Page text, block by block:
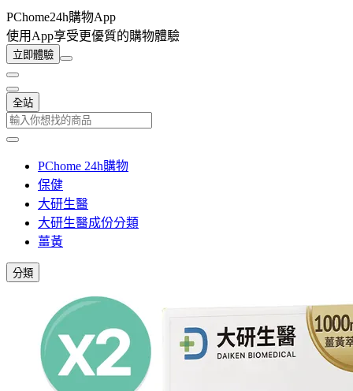
PChome24h購物App
使用App享受更優質的購物體驗
立即體驗
全站
PChome 24h購物
保健
大研生醫
大研生醫成份分類
薑黃
分類